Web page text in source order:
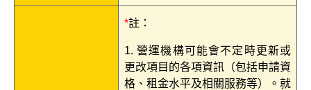
*註：
1. 營運機構可能會不定時更新或
更改項目的各項資訊（包括申請資
格、租金水平及相關服務等）。就